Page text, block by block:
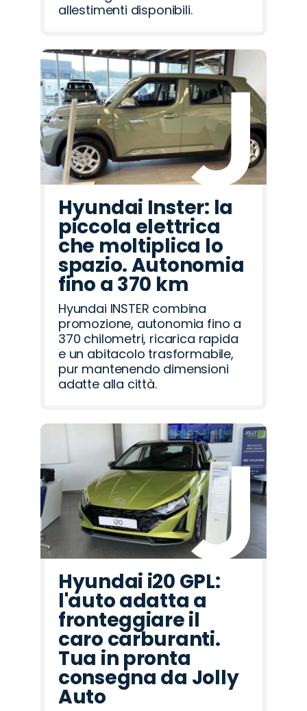
allestimenti disponibili.
Hyundai Inster: la
piccola elettrica
che moltiplica lo
spazio. Autonomia
fino a 370 km
Hyundai INSTER combina
promozione, autonomia fino a
370 chilometri, ricarica rapida
e un abitacolo trasformabile,
pur mantenendo dimensioni
adatte alla città.
Hyundai i20 GPL:
l'auto adatta a
fronteggiare il
caro carburanti.
Tua in pronta
consegna da Jolly
Auto